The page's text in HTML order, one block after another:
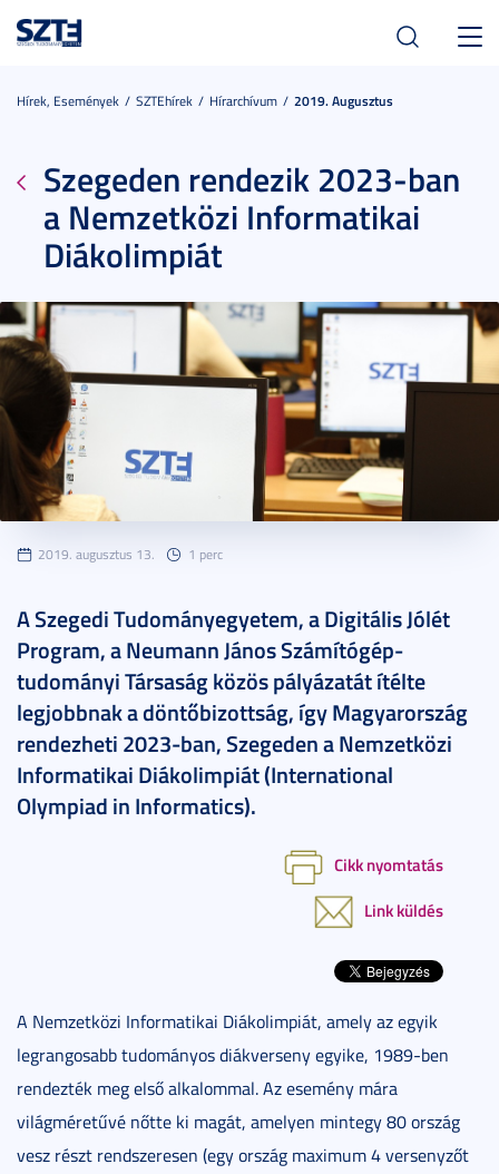
Hírek, Események SZTEhírek Hírarchívum 2019. Augusztus
Szegeden rendezik 2023-ban
a Nemzetközi Informatikai
Diákolimpiát
2019. augusztus 13. 1 perc
A Szegedi Tudományegyetem, a Digitális Jólét
Program, a Neumann János Számítógép-
tudományi Társaság közös pályázatát ítélte
legjobbnak a döntőbizottság, így Magyarország
rendezheti 2023-ban, Szegeden a Nemzetközi
Informatikai Diákolimpiát (International
Olympiad in Informatics).
Cikk nyomtatás
Link küldés
A Nemzetközi Informatikai Diákolimpiát, amely az egyik
legrangosabb tudományos diákverseny egyike, 1989-ben
rendezték meg első alkalommal. Az esemény mára
világméretűvé nőtte ki magát, amelyen mintegy 80 ország
vesz részt rendszeresen (egy ország maximum 4 versenyzőt